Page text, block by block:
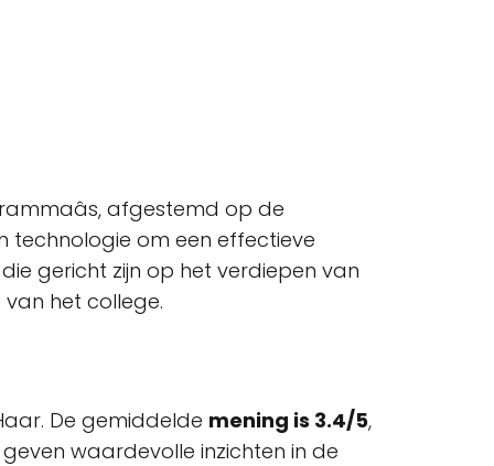
afgestemd op de
technologie om een effectieve
gericht zijn op het verdiepen van
het college.
De gemiddelde mening is 3.4/5,
waardevolle inzichten in de